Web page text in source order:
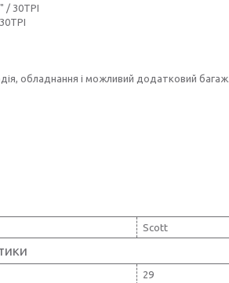
/ 30TPI
обладнання і можливий додатковий багаж.
Scott
29